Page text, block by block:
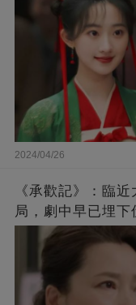
2024/04/26
《承歡記》：臨
局，劇中早已埋下